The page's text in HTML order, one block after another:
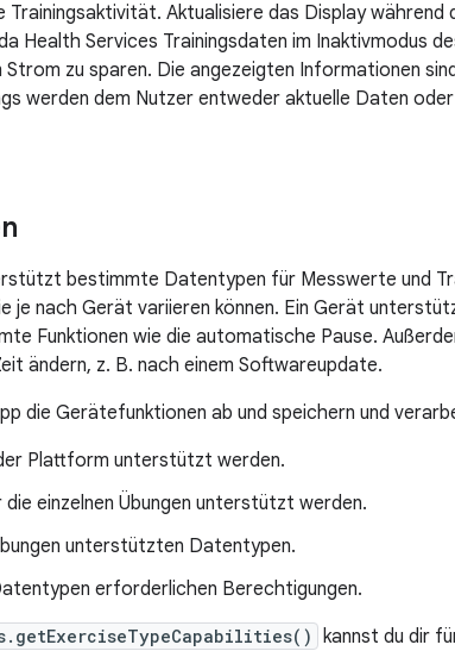
Aktualisiere das Display während
Health Services Trainingsdaten im Inaktivmodus
zu sparen. Die angezeigten Informationen
werden dem Nutzer entweder aktuelle Daten
bestimmte Datentypen für Messwerte und
je nach Gerät variieren können. Ein Gerät
Funktionen wie die automatische Pause.
ändern, z. B. nach einem Softwareupdate.
die Gerätefunktionen ab und speichern und
Plattform unterstützt werden.
die einzelnen Übungen unterstützt werden.
unterstützten Datentypen.
erforderlichen Berechtigungen.
kannst du dir